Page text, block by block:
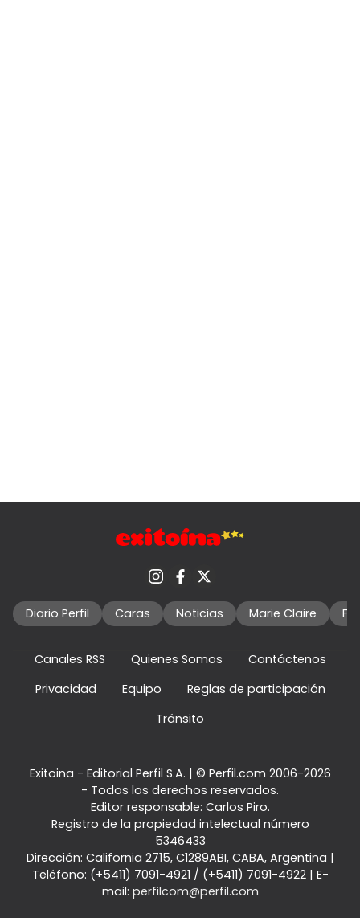
Diario Perfil Caras Noticias Marie Claire
Canales RSS Quienes Somos
Contáctenos
Privacidad
Equipo
Reglas de participación
Tránsito
Exitoina - Editorial Perfil S.A. | © Perfil.com 2006-2026
- Todos los derechos reservados.
Editor responsable: Carlos Piro.
Registro de la propiedad intelectual número
5346433
Dirección: California 2715, C1289ABI, CABA, Argentina |
Teléfono: (+5411) 7091-4921 / (+5411) 7091-4922| E-
mail: perfilcom@perfil.com